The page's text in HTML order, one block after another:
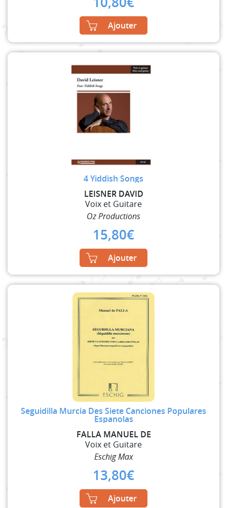
Ajouter
4 Yiddish Songs
LEISNER DAVID
Voix et Guitare
Oz Productions
15,80€
Ajouter
Seguidilla Murcia Des Siete Canciones Populares
Espanolas
FALLA MANUEL DE
Voix et Guitare
Eschig Max
13,80€
Ajouter